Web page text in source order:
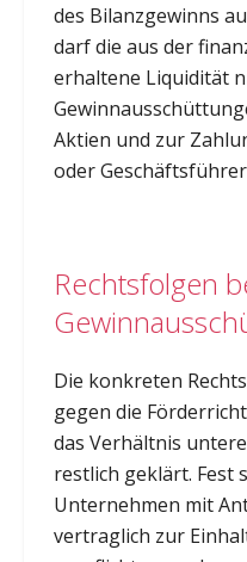
des Bilanzgewinns
darf die aus der
erhaltene Liquidität
Aktien und zur
oder
Rechtsfolgen
Die konkreten
gegen die
das Verhältnis
restlich geklärt. Fest
Unternehmen mit
vertraglich zur